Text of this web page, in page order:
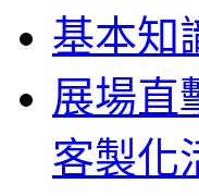
基本知
展場直
客製化